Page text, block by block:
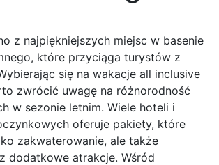
z najpiękniejszych miejsc w basenie
które przyciąga turystów z
się na wakacje all inclusive
zwrócić uwagę na różnorodność
w sezonie letnim. Wiele hoteli i
oferuje pakiety, które
zakwaterowanie, ale także
dodatkowe atrakcje. Wśród